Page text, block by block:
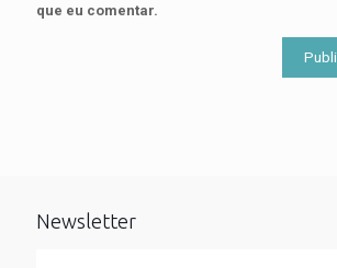
que eu comentar.
Newsletter